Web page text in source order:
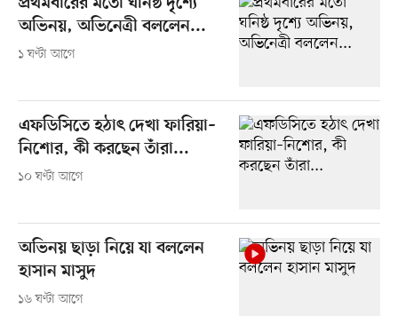
অভিনয়, অভিনেত্রী বললেন...
১ ঘণ্টা আগে
এফডিসিতে হঠাৎ দেখা ফারিয়া–
নিশোর, কী করছেন তাঁরা...
১০ ঘণ্টা আগে
অভিনয় ছাড়া নিয়ে যা বললেন
হাসান মাসুদ
১৬ ঘণ্টা আগে